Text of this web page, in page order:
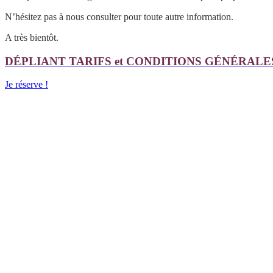
N’hésitez pas à nous consulter pour toute autre information.
A très bientôt.
DÉPLIANT TARIFS et CONDITIONS
Je réserve !